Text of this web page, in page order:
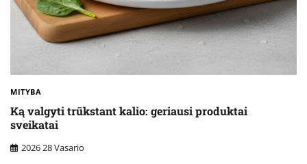
MITYBA
Ką valgyti trūkstant kalio: geriausi produktai
sveikatai
2026 28 Vasario